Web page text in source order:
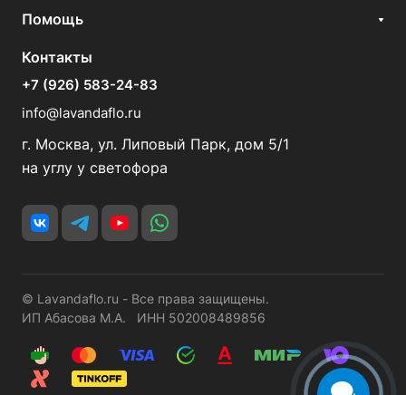
Помощь
Контакты
+7 (926) 583-24-83
info@lavandaflo.ru
г. Москва, ул. Липовый Парк, дом 5/1
на углу у светофора
© Lavandaflo.ru - Все права защищены.
ИП Абасова М.А. ИНН 502008489856